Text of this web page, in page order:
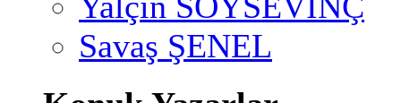
Savaş ŞENEL